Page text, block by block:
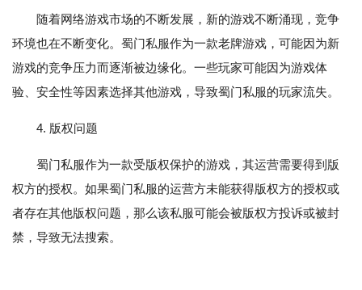
随着网络游戏市场的不断发展，新的游戏不断涌现，竞争
环境也在不断变化。蜀门私服作为一款老牌游戏，可能因为新
游戏的竞争压力而逐渐被边缘化。一些玩家可能因为游戏体
验、安全性等因素选择其他游戏，导致蜀门私服的玩家流失。
4. 版权问题
蜀门私服作为一款受版权保护的游戏，其运营需要得到版
权方的授权。如果蜀门私服的运营方未能获得版权方的授权或
者存在其他版权问题，那么该私服可能会被版权方投诉或被封
禁，导致无法搜索。